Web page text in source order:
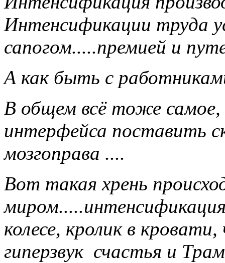
Интенсификации труда
сапогом.....премией и
А как быть с
В общем всё тоже
интерфейса поставить
мозгоправа ....
Вот такая хрень
колесе, кролик в
гиперзвук счастья и